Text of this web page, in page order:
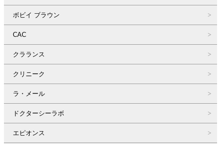
ボビイ ブラウン
CAC
クラランス
クリニーク
ラ・メール
ドクターシーラボ
エピオンス